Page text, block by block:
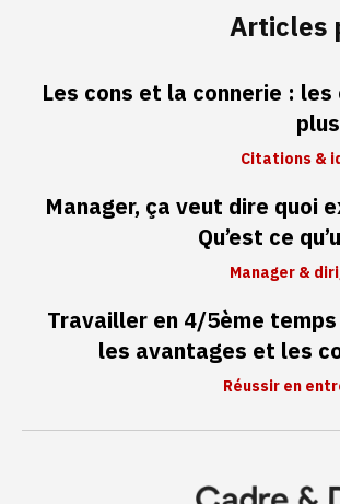
Articles
Les cons et la connerie :
Citations &
Manager, ça veut dire quoi
Qu’est ce
Manager &
Travailler en 4/5ème
les avantages et les
Réussir en